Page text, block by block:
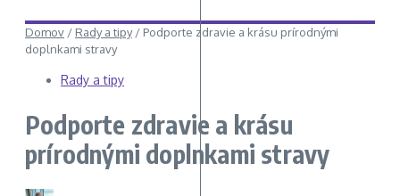
Domov / Rady a tipy/ Podporte zdravie a krásu prírodnými
doplnkami stravy
Rady a tipy
Podporte zdravie a krásu
prírodnými doplnkami stravy